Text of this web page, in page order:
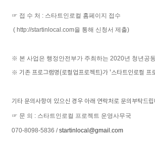
☞ 접 수 처 : 스타트인로컬 홈페이지 접수
( http://startinlocal.com을 통해 신청서 제출)
※ 본 사업은 행정안전부가 주최하는 2020년 청년공
※ 기존 프로그램명(로컬업프로젝트)가 '스타트인로컬 프
기타 문의사항이 있으신 경우 아래 연락처로 문의부탁드립
☞ 문 의 : 스타트인로컬 프로젝트 운영사무국
070-8098-5836 /startinlocal@gmail.com